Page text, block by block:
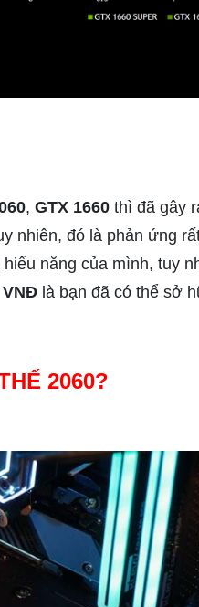
, GTX 1660 thì đã gây
nhiên, đó là phản ứng
năng của mình, tuy
VNĐ là bạn đã có thể sở
2060?